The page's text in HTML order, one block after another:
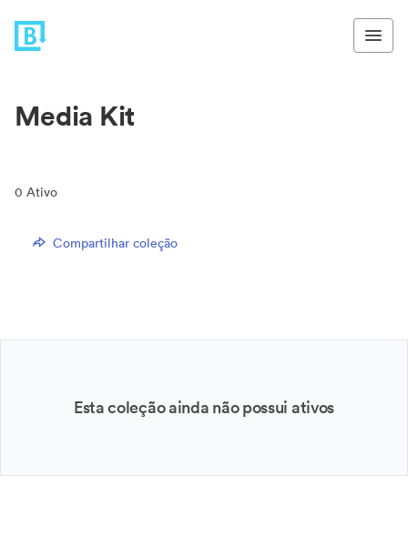
Media Kit
0 Ativo
Compartilhar coleção
Esta coleção ainda não possui ativos